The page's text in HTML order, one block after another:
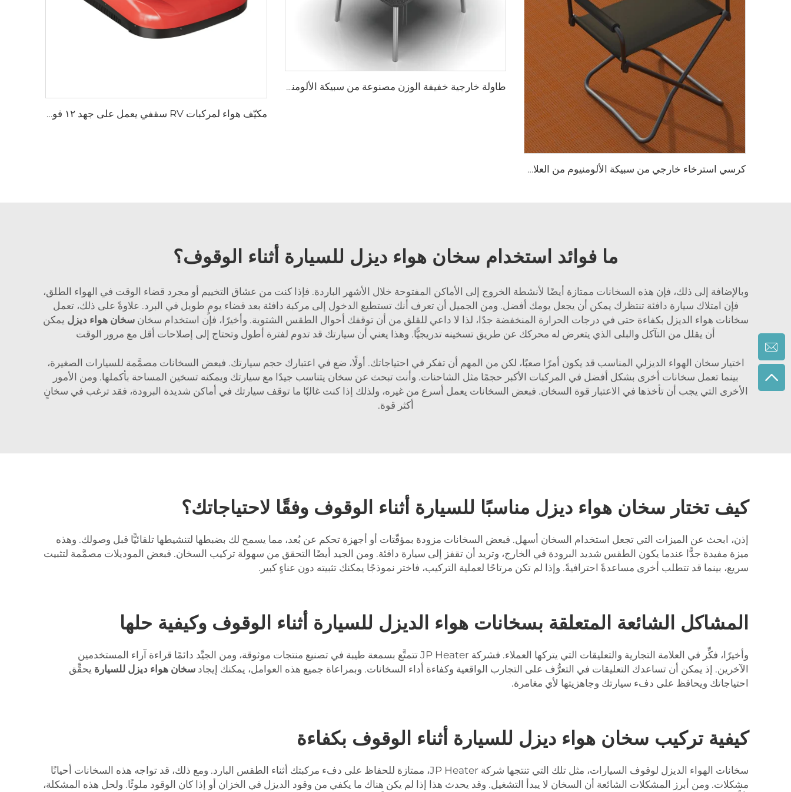
كرسي استرخاء خارجي من سبيكة الألومنيوم من العلامة اليابانية JP، قابل للطي، مناسب للصيد والشواطئ والتنزه والتخييم
طاولة خارجية خفيفة الوزن مصنوعة من سبيكة الألومنيوم، سهلة التخزين، طاولة للتنزه والتخييم، قابلة للحمل، ومزودة بموقد ديزل محمول وتصميم شقوق
مكيّف هواء لمركبات RV سقفي يعمل على جهد ١٢ فولت/٢٤ فولت — نظام مدمج ثنائي الوظيفة للتبريد والتدفئة، سخّان عالمي هادئ (للاستخدام في الفانات/الشاحنات المغلقة/المقطورات السياحية)
ما فوائد استخدام سخان هواء ديزل للسيارة أثناء الوقوف؟
وبالإضافة إلى ذلك، فإن هذه السخانات ممتازة أيضًا لأنشطة الخروج إلى الأماكن المفتوحة خلال الأشهر الباردة. فإذا كنت من عشاق التخييم أو مجرد قضاء الوقت في الهواء الطلق،
فإن امتلاك سيارة دافئة تنتظرك يمكن أن يجعل يومك أفضل. ومن الجميل أن تعرف أنك تستطيع الدخول إلى مركبة دافئة بعد قضاء يومٍ طويل في البرد. علاوةً على ذلك، تعمل
سخانات هواء الديزل بكفاءة حتى في درجات الحرارة المنخفضة جدًا، لذا لا داعي للقلق من أن توقفك أحوال الطقس الشتوية. وأخيرًا، فإن استخدام سخانسخان هواء ديزل يمكن
أن يقلل من التآكل والبلى الذي يتعرض له محركك عن طريق تسخينه تدريجيًّا. وهذا يعني أن سيارتك قد تدوم لفترة أطول وتحتاج إلى إصلاحات أقل مع مرور الوقت
اختيار سخان الهواء الديزلي المناسب قد يكون أمرًا صعبًا، لكن من المهم أن تفكر في احتياجاتك. أولًا، ضع في اعتبارك حجم سيارتك. فبعض السخانات مصمَّمة للسيارات الصغيرة،
بينما تعمل سخانات أخرى بشكل أفضل في المركبات الأكبر حجمًا مثل الشاحنات. وأنت تبحث عن سخان يتناسب جيدًا مع سيارتك ويمكنه تسخين المساحة بأكملها. ومن الأمور
الأخرى التي يجب أن تأخذها في الاعتبار قوة السخان. فبعض السخانات يعمل أسرع من غيره، ولذلك إذا كنت غالبًا ما توقف سيارتك في أماكن شديدة البرودة، فقد ترغب في سخانٍ
أكثر قوة.
كيف تختار سخان هواء ديزل مناسبًا للسيارة أثناء الوقوف وفقًا لاحتياجاتك؟
إذن، ابحث عن الميزات التي تجعل استخدام السخان أسهل. فبعض السخانات مزودة بمؤقّتات أو أجهزة تحكم عن بُعد، مما يسمح لك بضبطها لتنشيطها تلقائيًّا قبل وصولك. وهذه
ميزة مفيدة جدًّا عندما يكون الطقس شديد البرودة في الخارج، وتريد أن تقفز إلى سيارة دافئة. ومن الجيد أيضًا التحقق من سهولة تركيب السخان. فبعض الموديلات مصمَّمة لتثبيت
سريع، بينما قد تتطلب أخرى مساعدةً احترافيةً. وإذا لم تكن مرتاحًا لعملية التركيب، فاختر نموذجًا يمكنك تثبيته دون عناءٍ كبير.
المشاكل الشائعة المتعلقة بسخانات هواء الديزل للسيارة أثناء الوقوف وكيفية حلها
وأخيرًا، فكِّر في العلامة التجارية والتعليقات التي يتركها العملاء. فشركة JP Heater تتمتَّع بسمعة طيبة في تصنيع منتجات موثوقة، ومن الجيِّد دائمًا قراءة آراء المستخدمين
الآخرين. إذ يمكن أن تساعدك التعليقات في التعرُّف على التجارب الواقعية وكفاءة أداء السخانات. وبمراعاة جميع هذه العوامل، يمكنك إيجاد سخان هواء ديزل للسيارة يحقِّق
احتياجاتك ويحافظ على دفء سيارتك وجاهزيتها لأي مغامرة.
كيفية تركيب سخان هواء ديزل للسيارة أثناء الوقوف بكفاءة
سخانات الهواء الديزل لوقوف السيارات، مثل تلك التي تنتجها شركة JP Heater، ممتازة للحفاظ على دفء مركبتك أثناء الطقس البارد. ومع ذلك، قد تواجه هذه السخانات أحيانًا
مشكلات. ومن أبرز المشكلات الشائعة أن السخان لا يبدأ التشغيل. وقد يحدث هذا إذا لم يكن هناك ما يكفي من وقود الديزل في الخزان أو إذا كان الوقود ملوثًا. ولحل هذه المشكلة،